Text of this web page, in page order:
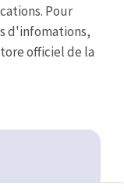
Pour
d'infomations,
officiel de la